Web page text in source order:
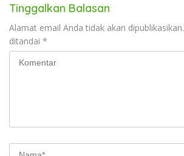
Tinggalkan Balasan
Alamat email Anda tidak akan dipublikasikan.
ditandai *